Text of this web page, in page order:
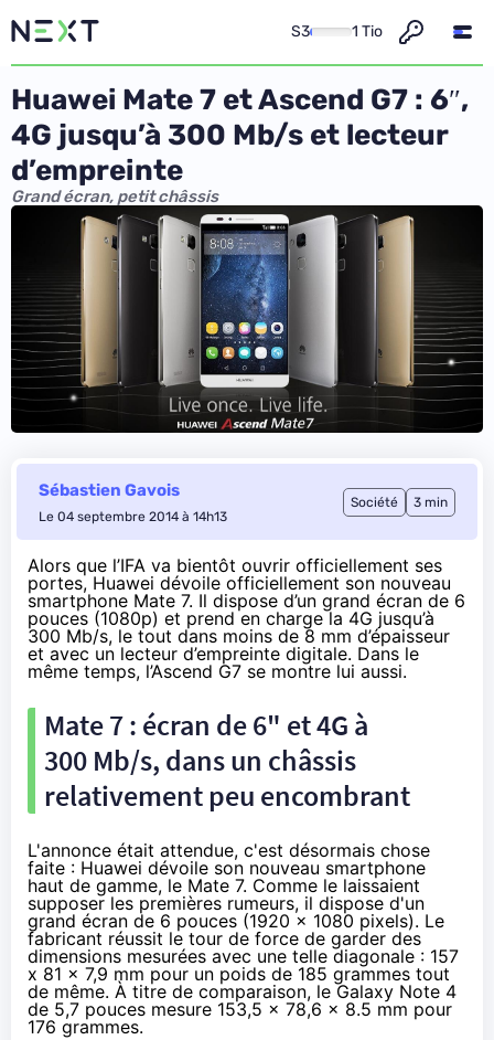
S3 1 Tio
Huawei Mate 7 et Ascend G7 : 6″,
4G jusqu’à 300 Mb/s et lecteur
d’empreinte
Grand écran, petit châssis
Sébastien Gavois
Le 04 septembre 2014 à 14h13
Société 3 min
Alors que l’IFA va bientôt ouvrir officiellement ses
portes, Huawei dévoile officiellement son nouveau
smartphone Mate 7. Il dispose d’un grand écran de 6
pouces (1080p) et prend en charge la 4G jusqu’à
300 Mb/s, le tout dans moins de 8 mm d’épaisseur
et avec un lecteur d’empreinte digitale. Dans le
même temps, l’Ascend G7 se montre lui aussi.
Mate 7 : écran de 6" et4G à
300 Mb/s, dans un châssis
relativement peu encombrant
L'annonce était attendue, c'est désormais chose
faite : Huawei dévoile son nouveau smartphone
haut de gamme, le Mate 7. Comme le laissaient
supposer les premières rumeurs, il dispose d'un
grand écran de 6 pouces (1920 x 1080 pixels). Le
fabricant réussit le tour de force de garder des
dimensions mesurées avec une telle diagonale : 157
x 81 x 7,9 mm pour un poids de 185 grammes tout
de même. À titre de comparaison, le Galaxy Note 4
de 5,7 pouces mesure 153,5 x 78,6 x 8.5 mm pour
176 grammes.